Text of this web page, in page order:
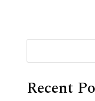
Recent